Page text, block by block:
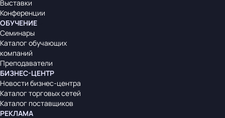
Выставки
Конференции
ОБУЧЕНИЕ
Семинары
Каталог обучающих
компаний
Преподаватели
БИЗНЕС-ЦЕНТР
Новости бизнес-центра
Каталог торговых сетей
Каталог поставщиков
РЕКЛАМА